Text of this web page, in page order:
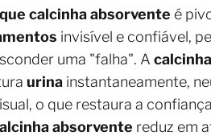
calcinha absorvente é
invisível e confiável,
uma "falha". A
urina instantaneamente,
o que restaura a
absorvente reduz em